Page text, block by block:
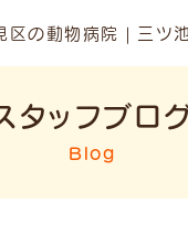
タッフブロ
Blog